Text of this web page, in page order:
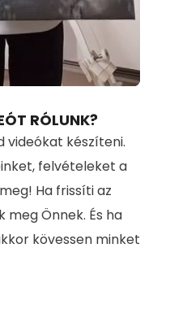
RÓLUNK?
videókat készíteni.
felvételeket a
Ha frissíti az
meg Önnek. És ha
kövessen minket